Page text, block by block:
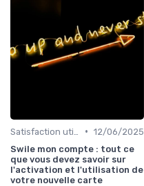
• 12/06/2025
Swile mon compte : tout ce
que vous devez savoir sur
l'activation et l'utilisation de
votre nouvelle carte